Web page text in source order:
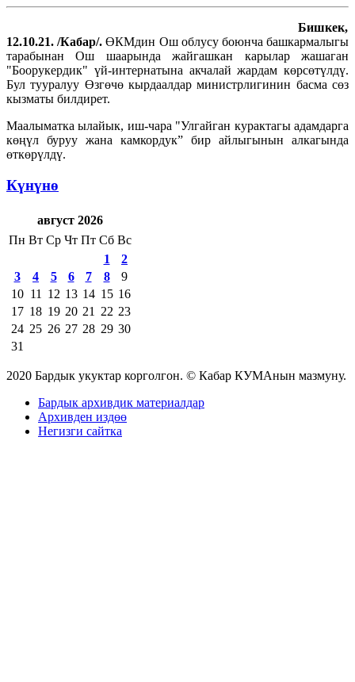
Бишкек,
12.10.21. /Кабар/.ӨКМдин Ош облусу боюнча башкармалыгы
тарабынан Ош шаарында жайгашкан карылар жашаган
"Боорукердик" үй-интернатына акчалай жардам көрсөтүлдү.
Бул тууралуу Өзгөчө кырдаалдар министрлигинин басма сөз
кызматы билдирет.
Маалыматка ылайык, иш-чара "Улгайган курактагы адамдарга
көңүл буруу жана камкордук” бир айлыгынын алкагында
өткөрүлдү.
Күнүнө
август 2026
Пн Вт Ср Чт Пт Сб Вс
1
2
3
4 5 6 7 8
9
10 11 12 13 14 15 16
17 18 19 20 21 22 23
24 25 26 27 28 29 30
31
2020 Бардык укуктар корголгон. © Кабар КУМАнын мазмуну.
Бардык архивдик материалдар
Архивден издөө
Негизги сайтка